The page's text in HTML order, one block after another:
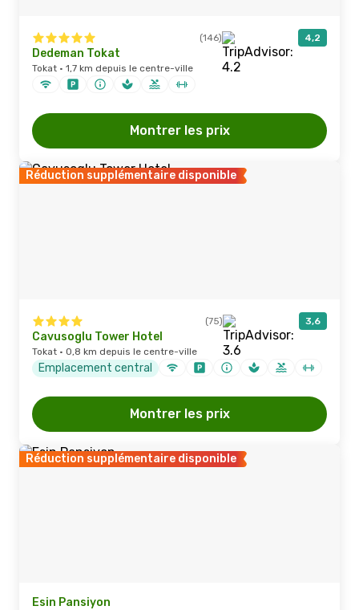
(146) 4,2
Dedeman Tokat
Tokat · 1,7 km depuis le centre-ville
Montrer les prix
Réduction supplémentaire disponible
(75) 3,6
Cavusoglu Tower Hotel
Tokat · 0,8 km depuis le centre-ville
Emplacement central
Montrer les prix
Réduction supplémentaire disponible
Esin Pansiyon